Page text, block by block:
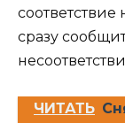
сразу
ЧИТАТЬ